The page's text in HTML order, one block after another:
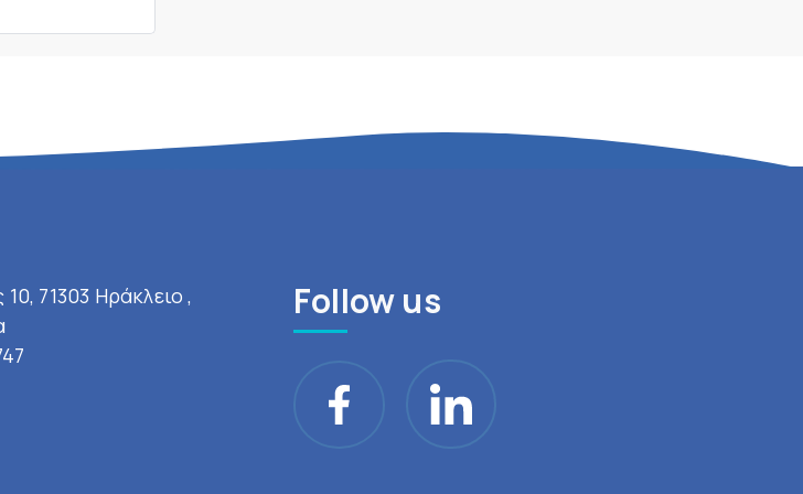
71303 Ηράκλειο ,
Follow us